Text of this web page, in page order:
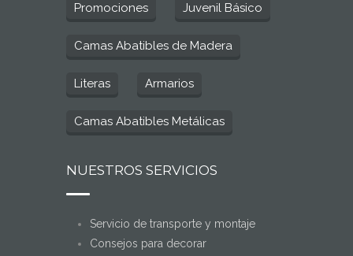
Promociones Juvenil Básico
Camas Abatibles de Madera
Literas Armarios
Camas Abatibles Metálicas
NUESTROS SERVICIOS
Servicio de transporte y montaje
Consejos para decorar